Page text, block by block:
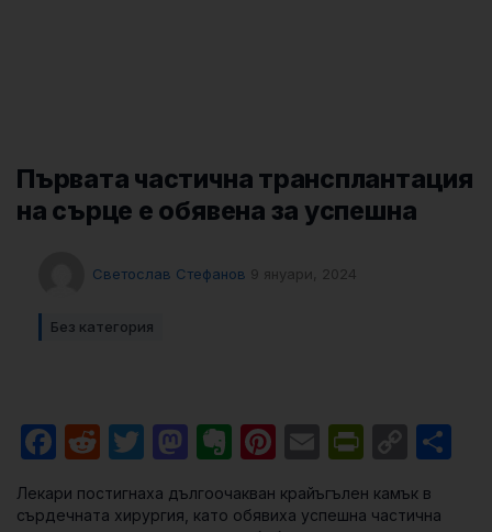
Първата частична трансплантация
на сърце е обявена за успешна
Светослав Стефанов 9 януари, 2024
Без категория
Facebook
RedditTwitter
Mastodon
Evernote
Pinterest
Email
Лекари постигнаха дългоочакван крайъгълен камък в
сърдечната хирургия, като обявиха успешна частична